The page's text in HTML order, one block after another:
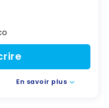
En savoir plus